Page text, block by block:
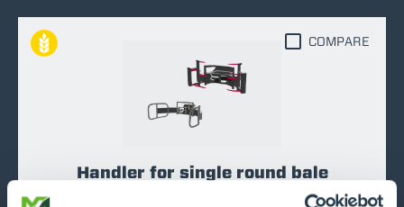
Handler for single round bale
COMPARE